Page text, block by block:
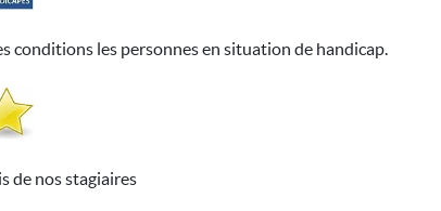
conditions les personnes en situation de handicap.
de nos stagiaires